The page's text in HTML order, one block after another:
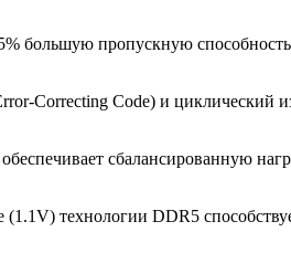
большую пропускную
Correcting Code) и циклический
сбалансированную
технологии DDR5